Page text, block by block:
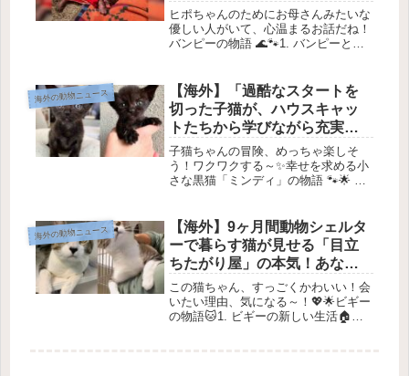
動ストーリー」
ヒポちゃんのためにお母さんみたいな
優しい人がいて、心温まるお話だね！
バンピーの物語 🌊🐾1. バンピーとの
バンピーという名前の子ヒョウの物
語。彼のストーリーは、悲しい場所
か...
海外の動物ニュース
【海外】「過酷なスタートを
切った子猫が、ハウスキャッ
トたちから学びながら充実し
た人生を目指す物語」
子猫ちゃんの冒険、めっちゃ楽しそ
う！ワクワクする～✨幸せを求める小
さな黒猫「ミンディ」の物語 🐾🌟 出
ったときに、保護施設に連れてこられ
ました。彼女は、人に可愛がられるこ
と...
海外の動物ニュース
【海外】9ヶ月間動物シェルタ
ーで暮らす猫が見せる「目立
ちたがり屋」の本気！あなた
に会いたい理由とは？
この猫ちゃん、すっごくかわいい！会
いたい理由、気になる～！💖🌟ビギー
の物語🐱1. ビギーの新しい生活🏠ビ